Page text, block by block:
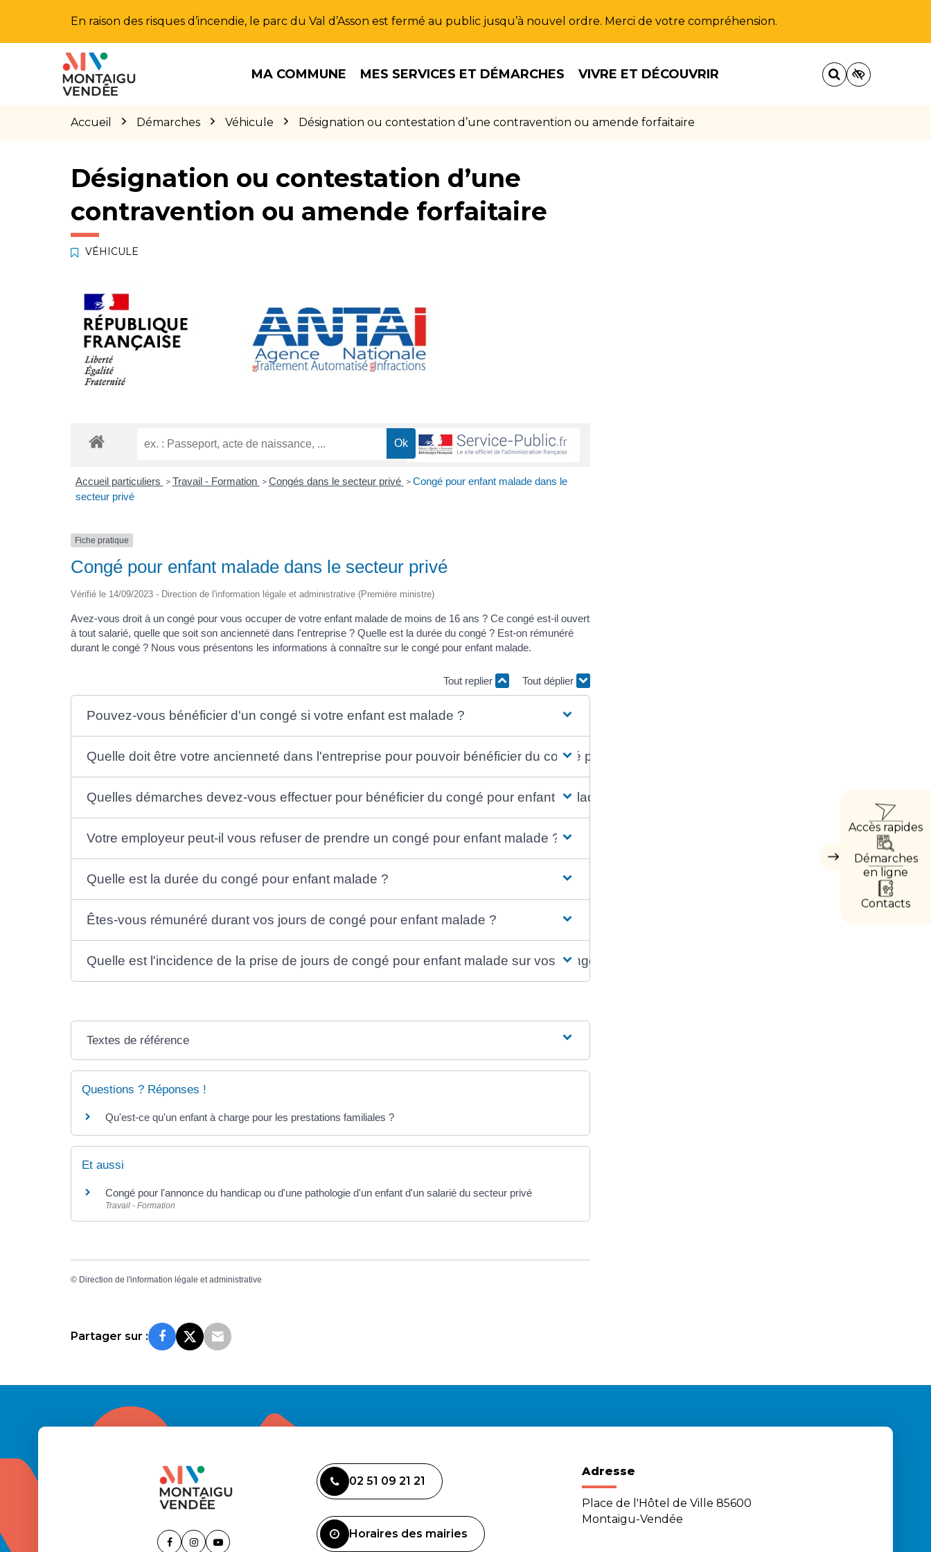
En raison des risques d’incendie, le parc du Val d’Asson est fermé au public jusqu’à nouvel ordre. Merci de votre compréhension.
MA COMMUNE MES SERVICES ET DÉMARCHES VIVRE ET DÉCOUVRIR
Accueil Démarches Véhicule Désignation ou contestation d’une contravention ou amende forfaitaire
Masquer
Accès rapides
Démarches
en ligne
Contacts
Désignation ou contestation d’une
contravention ou amende forfaitaire
VÉHICULE
Accueil particuliers > Travail - Formation > Congés dans le secteur privé > Congé pour enfant malade dans le
secteur privé
Fiche pratique
Congé pour enfant malade dans le secteur privé
Vérifié le 14/09/2023 - Direction de l'information légale et administrative (Première ministre)
Avez-vous droit à un congé pour vous occuper de votre enfant malade de moins de 16 ans ? Ce congé est-il ouvert
à tout salarié, quelle que soit son ancienneté dans l'entreprise ? Quelle est la durée du congé ? Est-on rémunéré
durant le congé ? Nous vous présentons les informations à connaître sur le congé pour enfant malade.
Tout replier Tout déplier
Pouvez-vous bénéficier d'un congé si votre enfant est malade ?
Quelle doit être votre ancienneté dans l'entreprise pour pouvoir bénéficier du congé pour enfant malade ?
Quelles démarches devez-vous effectuer pour bénéficier du congé pour enfant malade ?
Votre employeur peut-il vous refuser de prendre un congé pour enfant malade ?
Quelle est la durée du congé pour enfant malade ?
Êtes-vous rémunéré durant vos jours de congé pour enfant malade ?
Quelle est l'incidence de la prise de jours de congé pour enfant malade sur vos congés payés ?
Textes de référence
Questions ? Réponses !
Qu'est-ce qu'un enfant à charge pour les prestations familiales ?
Et aussi
Congé pour l'annonce du handicap ou d'une pathologie d'un enfant d'un salarié du secteur privé
Travail - Formation
© Direction de l'information légale et administrative
Partager sur :
Lien Lien Lien
02 51 09 21 21
Horaires des mairies
Adresse
Place de l'Hôtel de Ville 85600
Montaigu-Vendée